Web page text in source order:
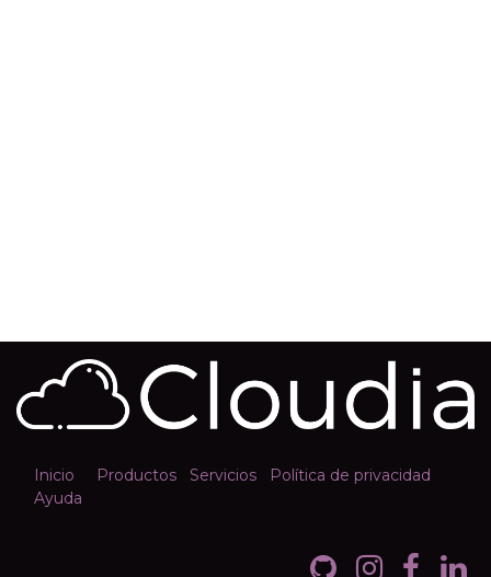
Inicio Productos Servicios
Política de privacidad
Ayuda